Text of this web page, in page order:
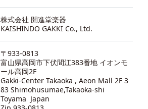
株式会社 開進堂楽器
KAISHINDO GAKKI Co., Ltd.
〒933-0813
富山県高岡市下伏間江383番地 イオンモ
ール高岡2F
Gakki-Center Takaoka , Aeon Mall 2F 3
83 Shimohusumae,Takaoka-shi
Toyama Japan